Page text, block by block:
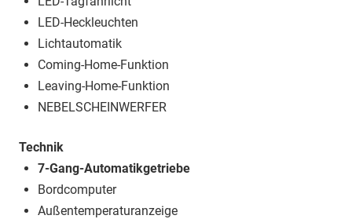
LED-Heckleuchten
Lichtautomatik
Coming-Home-Funktion
Leaving-Home-Funktion
NEBELSCHEINWERFER
Technik
7-Gang-Automatikgetriebe
Bordcomputer
Außentemperaturanzeige